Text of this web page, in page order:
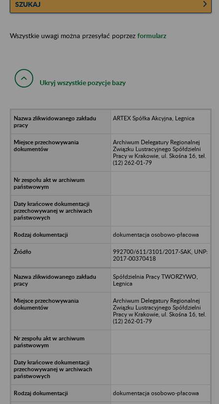
SZUKAJ
Wszystkie uwagi można przesyłać poprzez formularz
Ukryj wszystkie pozycje bazy
ARTEX Spółka Akcyjna, Legnica
Archiwum Delegatury Regionalnej
Związku Lustracyjnego Spółdzielni
Pracy w Krakowie, ul. Skośna 16, tel.
(12) 262-01-79
dokumentacja osobowo-płacowa
992700/611/3101/2017-SAK, UNP:
2017-00370418
Spółdzielnia Pracy TWORZYWO,
Legnica
Archiwum Delegatury Regionalnej
Związku Lustracyjnego Spółdzielni
Pracy w Krakowie, ul. Skośna 16, tel.
(12) 262-01-79
dokumentacja osobowo-płacowa